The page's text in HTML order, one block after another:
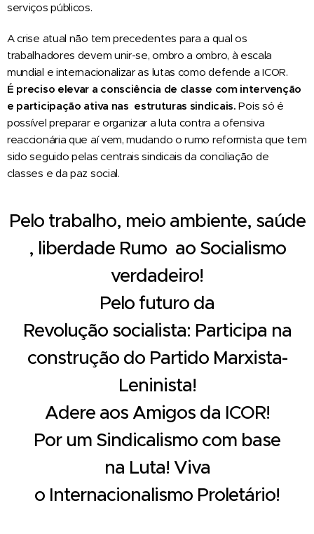
serviços públicos.
A crise atual não tem precedentes para a qual os
trabalhadores devem unir-se, ombro a ombro, à escala
mundial e internacionalizar as lutas como defende a ICOR.
É preciso elevar a consciência de classe com intervenção
e participação ativa nas estruturas sindicais.Pois só é
possível preparar e organizar a luta contra a ofensiva
reaccionária que aí vem, mudando o rumo reformista que tem
sido seguido pelas centrais sindicais da conciliação de
classes e da paz social.
Pelo trabalho, meio ambiente, saúde
, liberdade Rumo ao Socialismo
verdadeiro!
Pelo futuro da
Revolução socialista: Participa na
construção do Partido Marxista-
Leninista!
Adere aosAmigos da ICOR!
Por um Sindicalismo com base
na Luta! Viva
o Internacionalismo Proletário!